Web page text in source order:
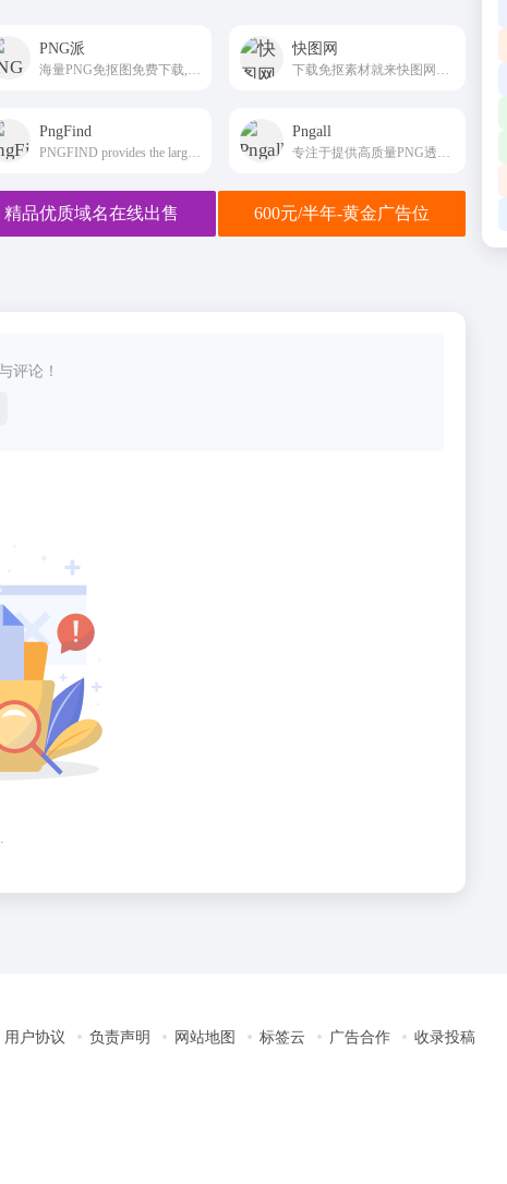
PNG派 快图网
PngFind Pngall
精品优质域名在线出售 600元/半年-黄金广告位
评论！
用户协议 负责声明 网站地图 标签云 广告合作
收录投稿